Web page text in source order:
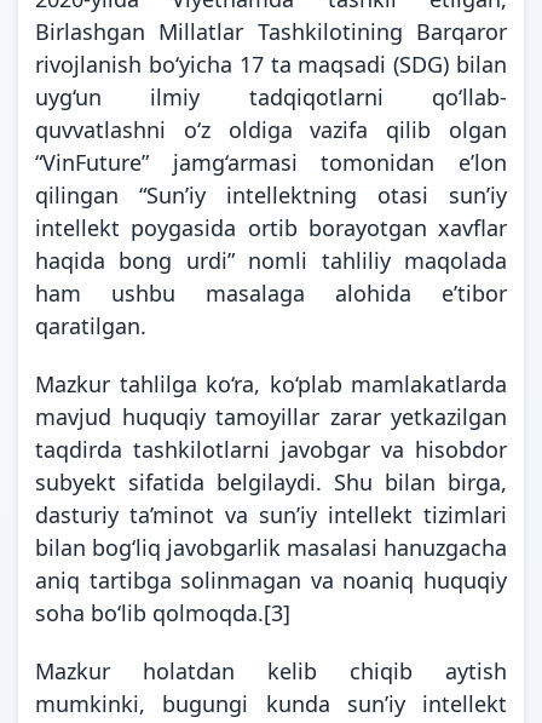
Birlashgan Millatlar Tashkilotining Barqaror
rivojlanish bo‘yicha 17 ta maqsadi (SDG) bilan
uyg‘un ilmiy tadqiqotlarni qo‘llab-
quvvatlashni o‘z oldiga vazifa qilib olgan
“VinFuture” jamg‘armasi tomonidan eʼlon
qilingan “Sun’iy intellektning otasi sun’iy
intellekt poygasida ortib borayotgan xavflar
haqida bong urdi” nomli tahliliy maqolada
ham ushbu masalaga alohida e’tibor
qaratilgan.
Mazkur tahlilga ko‘ra, ko‘plab mamlakatlarda
mavjud huquqiy tamoyillar zarar yetkazilgan
taqdirda tashkilotlarni javobgar va hisobdor
subyekt sifatida belgilaydi. Shu bilan birga,
dasturiy ta’minot va sunʼiy intellekt tizimlari
bilan bog‘liq javobgarlik masalasi hanuzgacha
aniq tartibga solinmagan va noaniq huquqiy
soha bo‘lib qolmoqda.[3]
Mazkur holatdan kelib chiqib aytish
mumkinki, bugungi kunda sunʼiy intellekt